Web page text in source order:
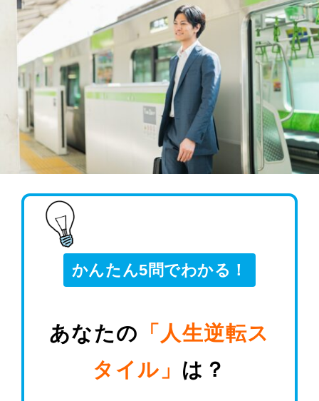
かんたん5問でわかる！
あなたの 「人生逆転ス
タイル」 は？